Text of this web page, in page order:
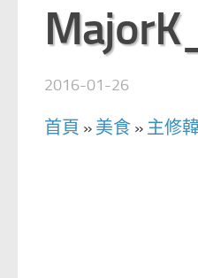
2016-01-26
首頁 » 美食 » 主修